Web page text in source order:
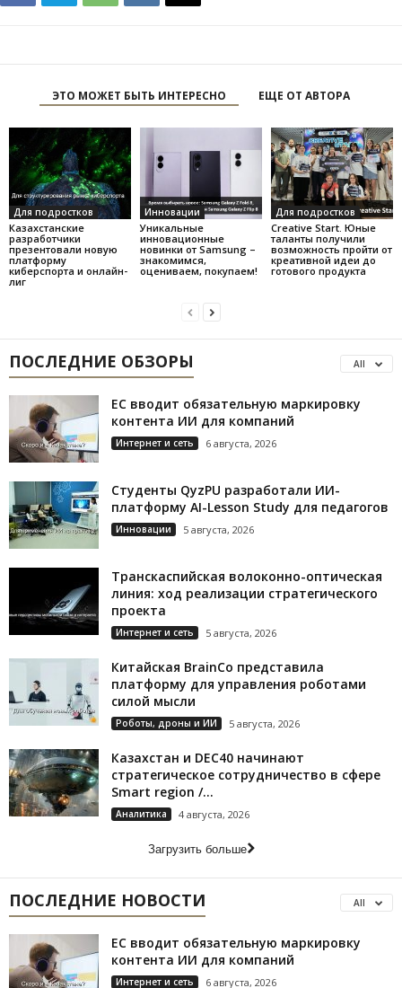
ЭТО МОЖЕТ БЫТЬ ИНТЕРЕСНО ЕЩЕ ОТ АВТОРА
Для подростков
Казахстанские
разработчики
презентовали новую
платформу
киберспорта и онлайн-
лиг
Инновации
Уникальные
инновационные
новинки от Samsung –
знакомимся,
оцениваем, покупаем!
Для подростков
Creative Start. Юные
таланты получили
возможность пройти от
креативной идеи до
готового продукта
ПОСЛЕДНИЕ ОБЗОРЫ All
ЕС вводит обязательную маркировку
контента ИИ для компаний
Интернет и сеть 6 августа, 2026
Студенты QyzPU разработали ИИ-
платформу AI-Lesson Study для педагогов
Инновации 5 августа, 2026
Транскаспийская волоконно-оптическая
линия: ход реализации стратегического
проекта
Интернет и сеть 5 августа, 2026
Китайская BrainCo представила
платформу для управления роботами
силой мысли
Роботы, дроны и ИИ 5 августа, 2026
Казахстан и DEC40 начинают
стратегическое сотрудничество в сфере
Smart region /...
Аналитика 4 августа, 2026
Загрузить больше
ПОСЛЕДНИЕ НОВОСТИ All
ЕС вводит обязательную маркировку
контента ИИ для компаний
Интернет и сеть 6 августа, 2026